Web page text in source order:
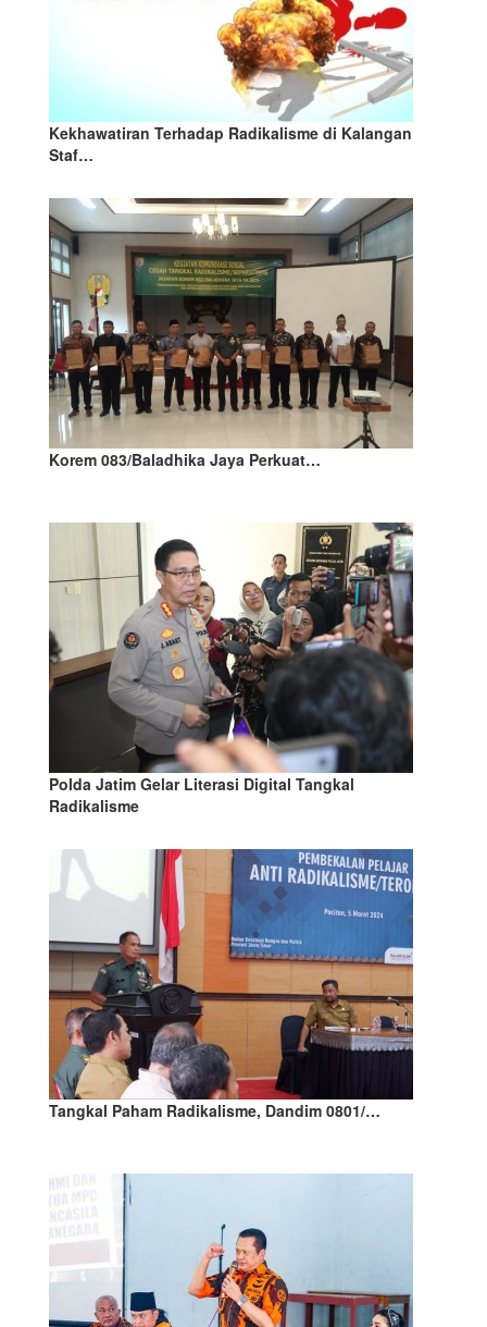
Kekhawatiran Terhadap Radikalisme di Kalangan
Staf…
Korem 083/Baladhika Jaya Perkuat…
Polda Jatim Gelar Literasi Digital Tangkal
Radikalisme
Tangkal Paham Radikalisme, Dandim 0801/…